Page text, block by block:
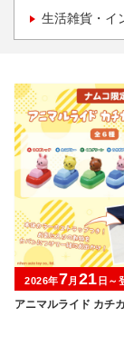
生活雑貨・イ
アニマルライド カチ
2026年7月 21 日～